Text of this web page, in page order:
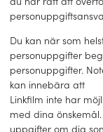
Du kan när som
personuppgifter
personuppgifter.
kan innebära att
Linkfilm inte har
med dina
uppgifter om dig